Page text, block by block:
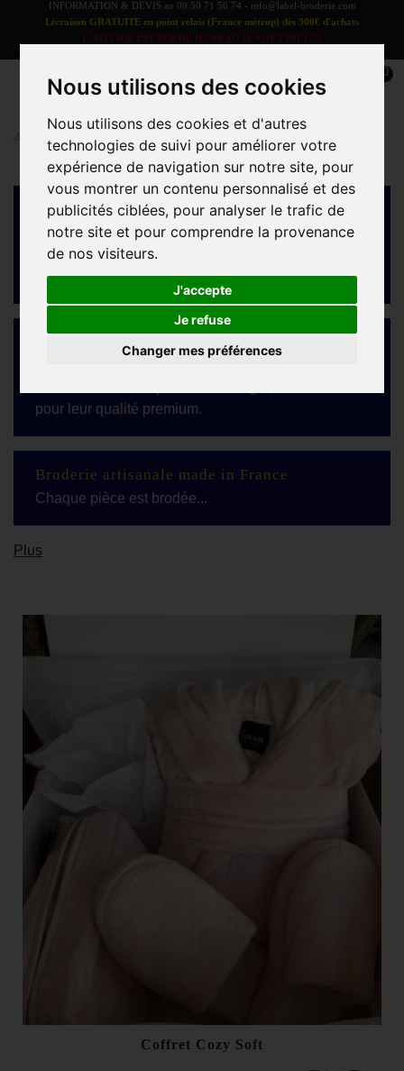
Nous utilisons des cookies
Nous utilisons des cookies et d'autres
technologies de suivi pour améliorer votre
expérience de navigation sur notre site, pour
vous montrer un contenu personnalisé et des
publicités ciblées, pour analyser le trafic de
notre site et pour comprendre la provenance
de nos visiteurs.
J'accepte
Je refuse
Changer mes préférences
INFORMATION & DEVIS au 09 50 71 56 74 - info@label-broderie.com
Livraison GRATUITE en point relais (France métrop) dès 300€ d'achats
L'ATELIER EST FERME DU 08 AU 16 AOUT INCLUS
0
Accueil > Coffrets Label Surprise
100% personnalisé
Prénom, initiales, date, message… chaque coffret
est unique, brodé à la demande dans notre atelier
français.
✨ Linge de bain haut de gamme
pour leur qualité premium.
Broderie artisanale made in France
Chaque pièce est brodée...
Plus
Coffret Cozy Soft